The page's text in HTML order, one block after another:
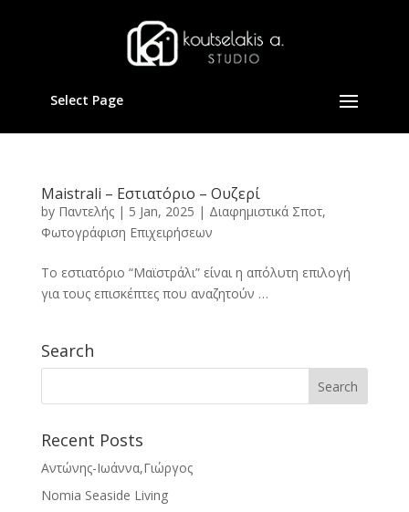
Select Page
Maistrali – Εστιατόριο – Ουζερί
by Παντελής| 5 Jan, 2025 | Διαφημιστικά Σποτ,
Φωτογράφιση Επιχειρήσεων
Το εστιατόριο “Μαϊστράλι” είναι η απόλυτη επιλογή
για τους επισκέπτες που αναζητούν …
Search
Recent Posts
Αντώνης-Ιωάννα,Γιώργος
Nomia Seaside Living